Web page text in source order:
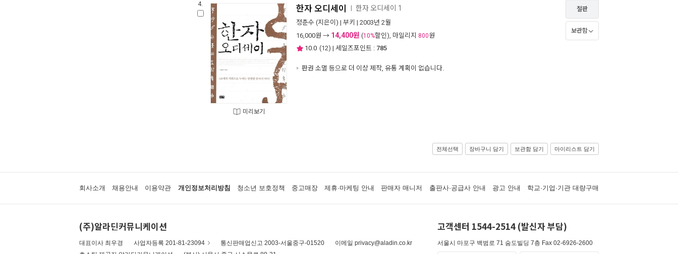
4.
미리보기
한자 오디세이 한자 오디세이 1
정춘수 (지은이) | 부키 | 2003년 2월
16,000원 → 14,400원 (10%할인), 마일리지 800원
10.0 (12) | 세일즈포인트 : 785
판권 소멸 등으로 더 이상 제작, 유통 계획이 없습니다.
절판
보관함
전체선택 장바구니 담기 보관함 담기 마이리스트 담기
회사소개 채용안내 이용약관 개인정보처리방침 청소년 보호정책 중고매장 제휴·마케팅 안내 판매자 매니저 출판사·공급사 안내 광고 안내 학교·기업·기관 대량구매
(주)알라딘커뮤니케이션
대표이사 최우경 사업자등록 201-81-23094 통신판매업신고 2003-서울중구-01520
이메일 privacy@aladin.co.kr
고객센터 1544-2514 (발신자 부담)
서울시 마포구 백범로 71 숨도빌딩 7층 Fax 02-6926-2600